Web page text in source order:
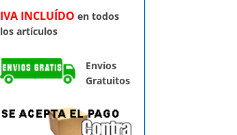
IVA INCLUÍDO en todos
los artículos
Envíos
Gratuitos